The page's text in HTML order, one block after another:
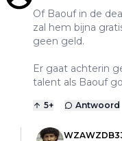
Of Baouf in de
zal hem bijna
geen geld.
Er gaat achterin
talent als Baouf
5+ Antwoord